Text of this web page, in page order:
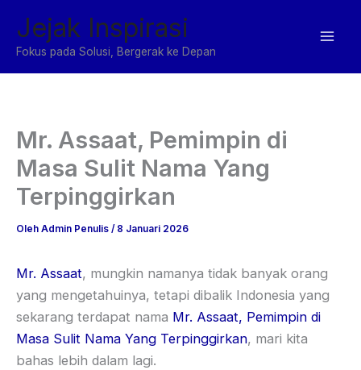
konten
Jejak Inspirasi
Fokus pada Solusi, Bergerak ke Depan
Mr. Assaat, Pemimpin di
Masa Sulit Nama Yang
Terpinggirkan
Oleh Admin Penulis / 8 Januari 2026
Mr. Assaat, mungkin namanya tidak banyak orang
yang mengetahuinya, tetapi dibalik Indonesia yang
sekarang terdapat nama Mr. Assaat, Pemimpin di
Masa Sulit Nama Yang Terpinggirkan, mari kita
bahas lebih dalam lagi.